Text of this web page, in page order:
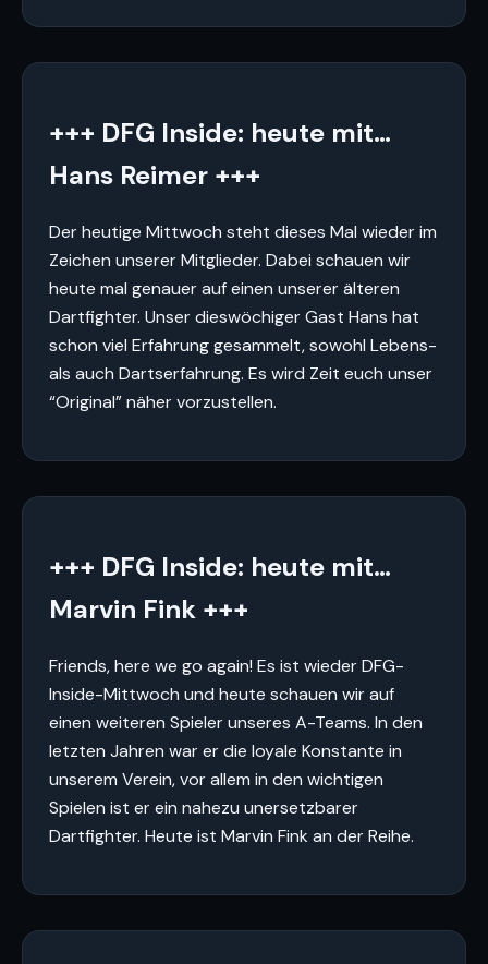
+++ DFG Inside: heute mit…
Hans Reimer +++
Der heutige Mittwoch steht dieses Mal wieder im
Zeichen unserer Mitglieder. Dabei schauen wir
heute mal genauer auf einen unserer älteren
Dartfighter. Unser dieswöchiger Gast Hans hat
schon viel Erfahrung gesammelt, sowohl Lebens-
als auch Dartserfahrung. Es wird Zeit euch unser
“Original” näher vorzustellen.
+++ DFG Inside: heute mit…
Marvin Fink +++
Friends, here we go again! Es ist wieder DFG-
Inside-Mittwoch und heute schauen wir auf
einen weiteren Spieler unseres A-Teams. In den
letzten Jahren war er die loyale Konstante in
unserem Verein, vor allem in den wichtigen
Spielen ist er ein nahezu unersetzbarer
Dartfighter. Heute ist Marvin Fink an der Reihe.